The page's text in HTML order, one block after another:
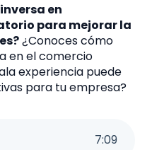
en
para mejorar la
¿Conoces cómo
en el comercio
experiencia puede
para tu empresa?
7:09